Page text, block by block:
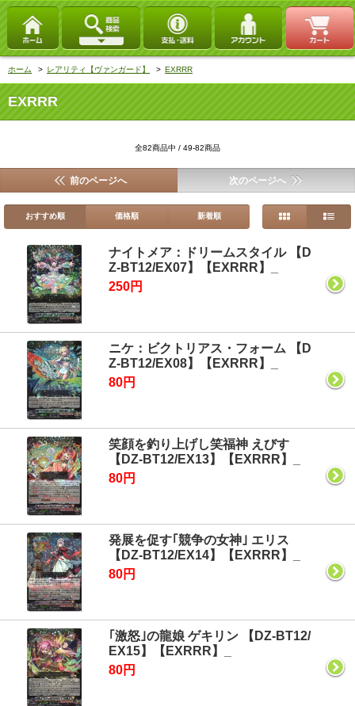
ホーム > レアリティ【ヴァンガード】 > EXRRR
EXRRR
全82商品中 / 49-82商品
前のページへ 次のページへ
おすすめ順 価格順 新着順
ナイトメア：ドリームスタイル 【D
Z-BT12/EX07】【EXRRR】_
250円
ニケ：ビクトリアス・フォーム 【D
Z-BT12/EX08】【EXRRR】_
80円
笑顔を釣り上げし笑福神 えびす
【DZ-BT12/EX13】【EXRRR】_
80円
発展を促す｢競争の女神｣ エリス
【DZ-BT12/EX14】【EXRRR】_
80円
｢激怒｣の龍娘 ゲキリン 【DZ-BT12/
EX15】【EXRRR】_
80円